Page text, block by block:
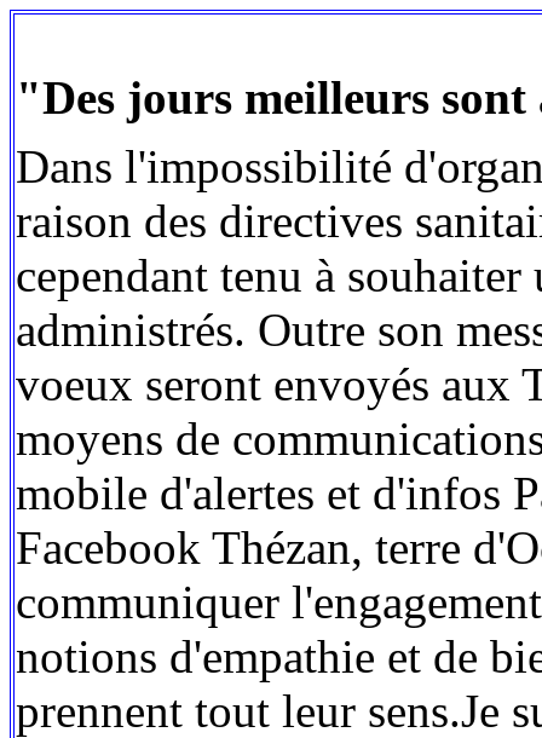
"Des jours meilleurs
Dans l'impossibilité
raison des directives
cependant tenu à
administrés. Outre son
voeux seront envoyés aux
moyens de
mobile d'alertes et d'infos
Facebook Thézan, terre
communiquer
notions d'empathie et de
prennent tout leur sens.Je